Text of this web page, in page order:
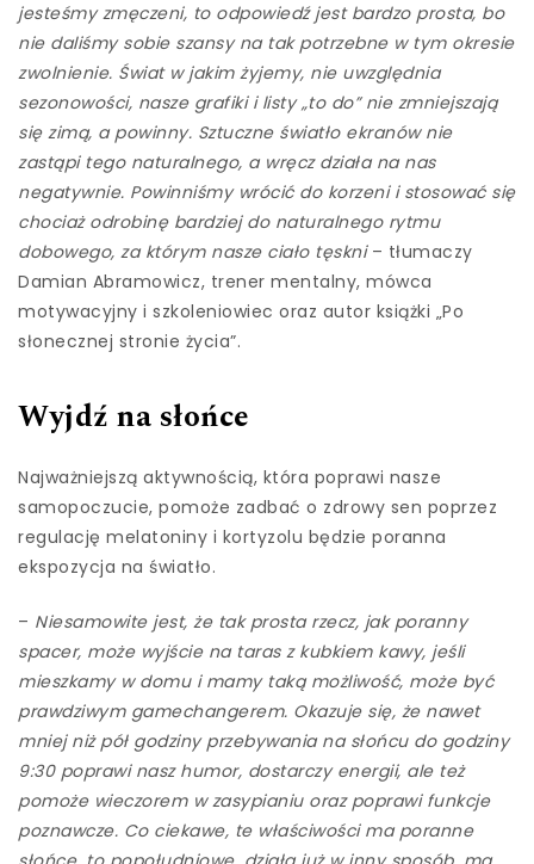
jesteśmy zmęczeni, to odpowiedź jest bardzo prosta, bo
nie daliśmy sobie szansy na tak potrzebne w tym okresie
zwolnienie. Świat w jakim żyjemy, nie uwzględnia
sezonowości, nasze grafiki i listy „to do” nie zmniejszają
się zimą, a powinny. Sztuczne światło ekranów nie
zastąpi tego naturalnego, a wręcz działa na nas
negatywnie. Powinniśmy wrócić do korzeni i stosować się
chociaż odrobinę bardziej do naturalnego rytmu
dobowego, za którym nasze ciało tęskni– tłumaczy
Damian Abramowicz, trener mentalny, mówca
motywacyjny i szkoleniowiec oraz autor książki „Po
słonecznej stronie życia”.
Wyjdź na słońce
Najważniejszą aktywnością, która poprawi nasze
samopoczucie, pomoże zadbać o zdrowy sen poprzez
regulację melatoniny i kortyzolu będzie poranna
ekspozycja na światło.
– Niesamowite jest, że tak prosta rzecz, jak poranny
spacer, może wyjście na taras z kubkiem kawy, jeśli
mieszkamy w domu i mamy taką możliwość, może być
prawdziwym gamechangerem. Okazuje się, że nawet
mniej niż pół godziny przebywania na słońcu do godziny
9:30 poprawi nasz humor, dostarczy energii, ale też
pomoże wieczorem w zasypianiu oraz poprawi funkcje
poznawcze. Co ciekawe, te właściwości ma poranne